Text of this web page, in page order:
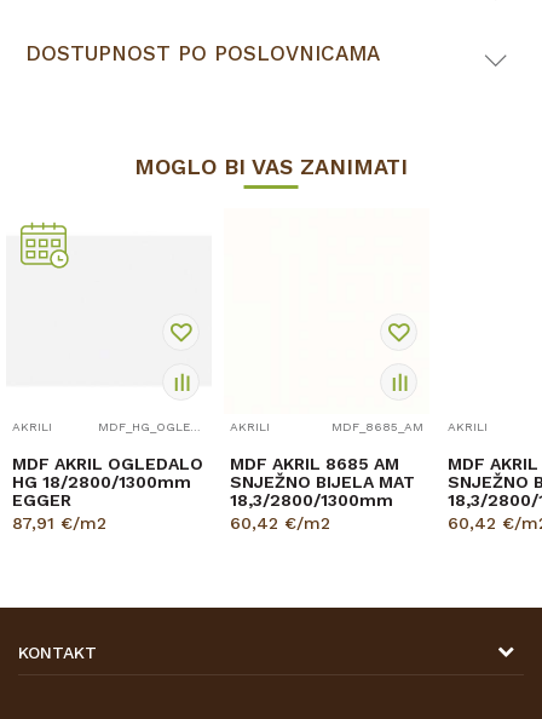
DOSTUPNOST PO POSLOVNICAMA
MOGLO BI VAS ZANIMATI
AKRILI
MDF AKRIL OGLEDALO
HG 18/2800/1300mm
EGGER
87,91 €/m2
AKRILI MDF_8685_AM
MDF AKRIL 8685 AM
SNJEŽNO BIJELA MAT
18,3/2800/1300mm
60,42 €/m2
AKRILI
MDF
SNJEŽNO
18,3/2800/
60,42 €/
KONTAKT